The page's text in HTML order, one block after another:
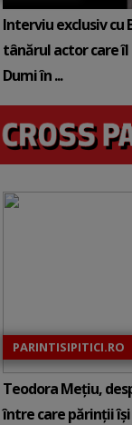
Interviu exclusiv cu
tânărul actor care
Dumi în ...
PARINTISIPITICI.RO
Teodora Mețiu,
între care părinții își